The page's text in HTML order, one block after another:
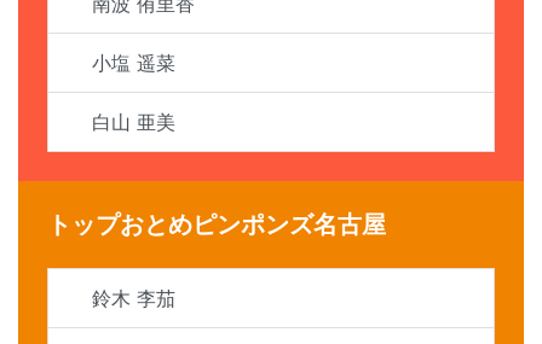
小塩 遥菜
白山 亜美
トップおとめピンポンズ名古屋
鈴木 李茄